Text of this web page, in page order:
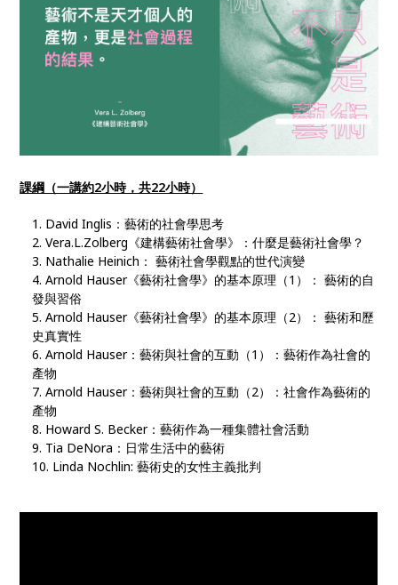
課綱（一講約2小時，共22小時）
David Inglis：藝術的社會學思考
Vera.L.Zolberg《建構藝術社會學》：什麼是藝術社會學？
Nathalie Heinich： 藝術社會學觀點的世代演變
Arnold Hauser《藝術社會學》的基本原理（1）： 藝術的自
發與習俗
Arnold Hauser《藝術社會學》的基本原理（2）： 藝術和歷
史真實性
Arnold Hauser：藝術與社會的互動（1）：藝術作為社會的
產物
Arnold Hauser：藝術與社會的互動（2）：社會作為藝術的
產物
Howard S. Becker：藝術作為一種集體社會活動
Tia DeNora：日常生活中的藝術
Linda Nochlin: 藝術史的女性主義批判